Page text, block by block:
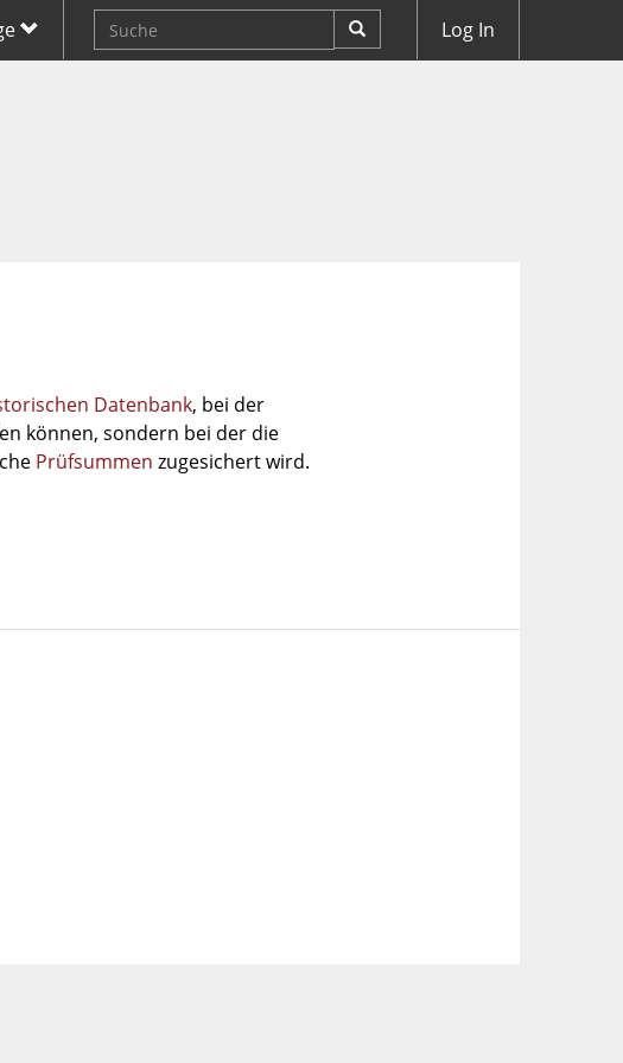
Log In
Datenbank, bei der
können, sondern bei der die
Prüfsummen zugesichert wird.